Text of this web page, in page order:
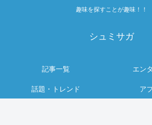
趣味を探すことが趣味！！
シュミサガ
記事一覧
エン
話題・トレンド
ア